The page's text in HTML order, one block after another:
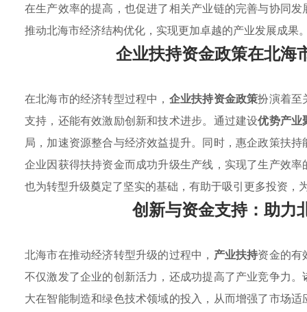
在生产效率的提高，也促进了相关产业链的完善与协同
推动北海市经济结构优化，实现更加卓越的产业发展成果
企业扶持资金政策在北海
在北海市的经济转型过程中， 企业扶持资金政策扮演着至
支持，还能有效激励创新和技术进步。通过建设优势产业
局，加速资源整合与经济效益提升。同时，惠企政策扶
企业因获得扶持资金而成功升级生产线，实现了生产效
也为转型升级奠定了坚实的基础，有助于吸引更多投资，
创新与资金支持：助力
北海市在推动经济转型升级的过程中， 产业扶持资金的有
不仅激发了企业的创新活力，还成功提高了产业竞争力
大在智能制造和绿色技术领域的投入，从而增强了市场